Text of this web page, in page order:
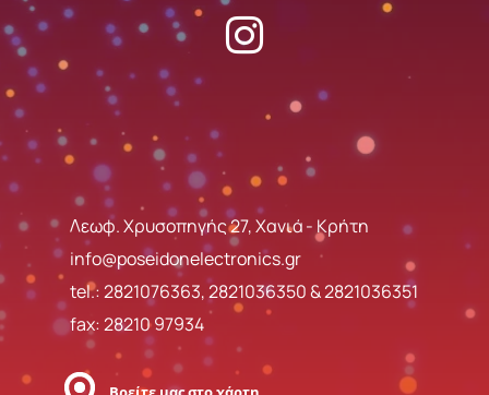
Λεωφ. Χρυσοπηγής 27, Χανιά - Κρήτη
info@poseidonelectronics.gr
tel.:2821076363,2821036350&2821036351
fax: 28210 97934